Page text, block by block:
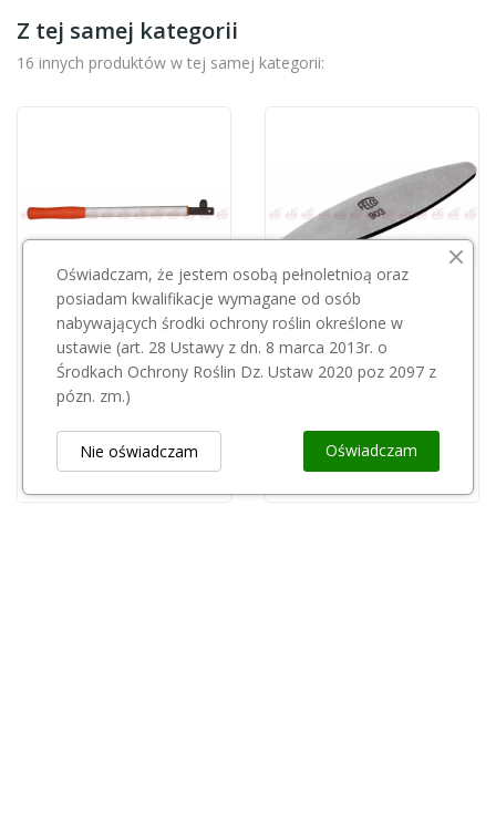
Z tej samej kategorii
16 innych produktów w tej samej kategorii:
Przepraszamy, ten produkt
jest niedostępny.
ALTUNA
Rączka do sekatora Altuna 5323 mod 60cm
55,01 zł
FELCO
Osełka Felco 903
Oświadczam, że jestem osobą pełnoletnioą oraz
posiadam kwalifikacje wymagane od osób
nabywających środki ochrony roślin określone w
ustawie (art. 28 Ustawy z dn. 8 marca 2013r. o
Środkach Ochrony Roślin Dz. Ustaw 2020 poz 2097 z
pózn. zm.)
Oświadczam
Nie oświadczam